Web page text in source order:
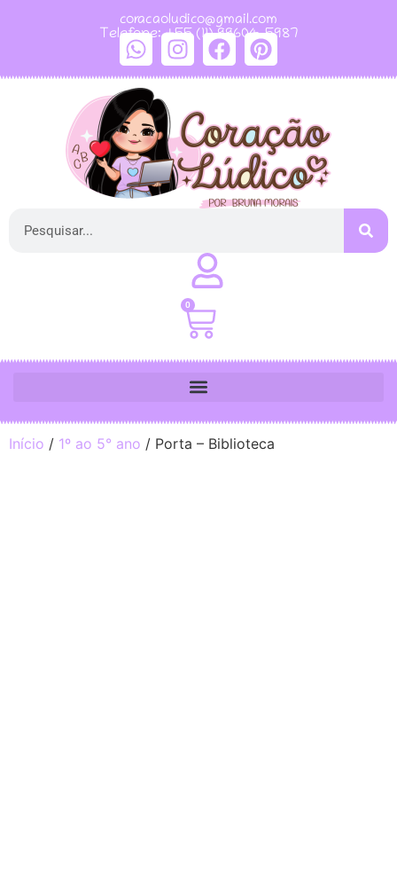
coracaoludico@gmail.com
Telefone: +55 (11) 99604-5987
0
Início / 1º ao 5° ano / Porta – Biblioteca